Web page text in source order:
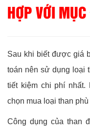
HỢP VỚI
Sau khi biết được giá
toán nên sử dụng loại
tiết kiệm chi phí
chọn mua loại than
Công dụng của than